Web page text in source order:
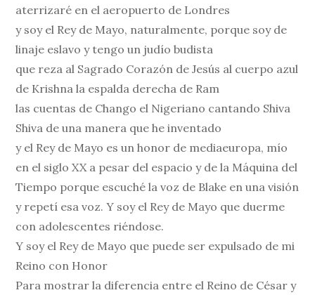
aterrizaré en el aeropuerto de Londres
y soy el Rey de Mayo, naturalmente, porque soy de
linaje eslavo y tengo un judío budista
que reza al Sagrado Corazón de Jesús al cuerpo azul
de Krishna la espalda derecha de Ram
las cuentas de Chango el Nigeriano cantando Shiva
Shiva de una manera que he inventado
y el Rey de Mayo es un honor de mediaeuropa, mío
en el siglo XX a pesar del espacio y de la Máquina del
Tiempo porque escuché la voz de Blake en una visión
y repetí esa voz. Y soy el Rey de Mayo que duerme
con adolescentes riéndose.
Y soy el Rey de Mayo que puede ser expulsado de mi
Reino con Honor
Para mostrar la diferencia entre el Reino de César y